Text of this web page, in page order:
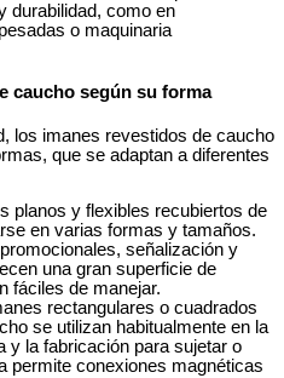
durabilidad, como en
o maquinaria
caucho según su forma
los imanes revestidos de caucho
que se adaptan a diferentes
planos y flexibles recubiertos de
en varias formas y tamaños.
señalización y
una gran superficie de
fáciles de manejar.
rectangulares o cuadrados
se utilizan habitualmente en la
y la fabricación para sujetar o
permite conexiones magnéticas